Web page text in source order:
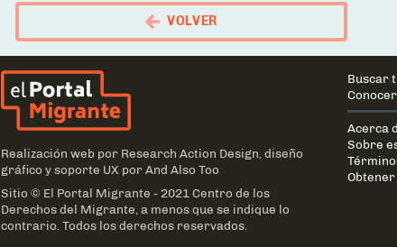
VOLVER
Realización web por Research Action Design , diseño
gráfico y soporte UX porAnd Also Too
Sitio © El Portal Migrante - 2021 Centro de los
Derechos del Migrante, a menos que se indique lo
contrario. Todos los derechos reservados.
Main
Buscar
Acerca
Sobre